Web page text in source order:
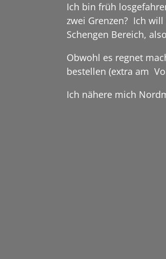
Ich bin früh
zwei Grenzen? Ich
Schengen Bereich,
Obwohl es regnet
bestellen (extra am
Ich nähere mich